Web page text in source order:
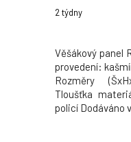
2 týdny
Věšákový panel
provedení:
Rozměry
Tloušťka
policí Dodáváno